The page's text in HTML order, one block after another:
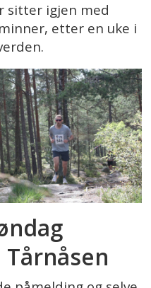
sitter igjen med
etter en uke i